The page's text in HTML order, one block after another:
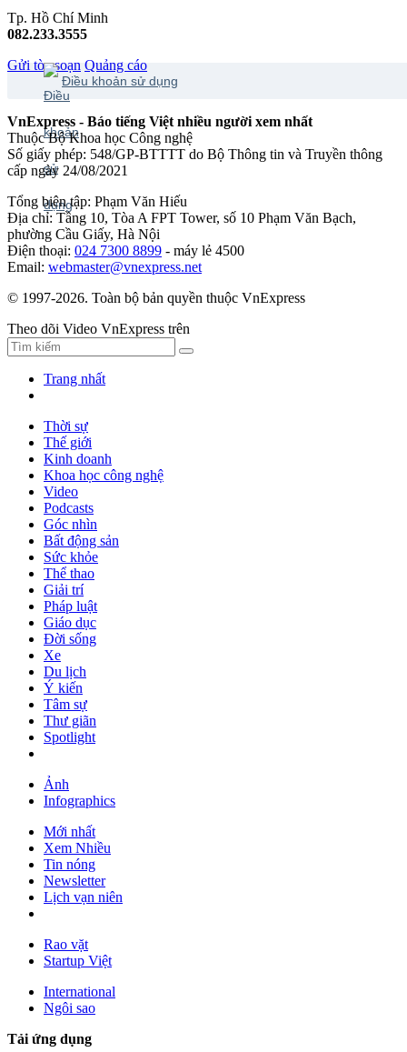
Tp. Hồ Chí Minh
082.233.3555
Gửi tòa soạn Quảng cáo
Điều khoản sử dụng
VnExpress - Báo tiếng Việt nhiều người xem nhất
Thuộc Bộ Khoa học Công nghệ
Số giấy phép: 548/GP-BTTTT do Bộ Thông tin và Truyền thông
cấp ngày 24/08/2021
Tổng biên tập: Phạm Văn Hiếu
Địa chỉ: Tầng 10, Tòa A FPT Tower, số 10 Phạm Văn Bạch,
phường Cầu Giấy, Hà Nội
Điện thoại: 024 7300 8899 - máy lẻ 4500
Email: webmaster@vnexpress.net
© 1997-2026. Toàn bộ bản quyền thuộc VnExpress
Theo dõi Video VnExpress trên
Trang nhất
Thời sự
Thế giới
Kinh doanh
Khoa học công nghệ
Video
Podcasts
Góc nhìn
Bất động sản
Sức khỏe
Thể thao
Giải trí
Pháp luật
Giáo dục
Đời sống
Xe
Du lịch
Ý kiến
Tâm sự
Thư giãn
Spotlight
Ảnh
Infographics
Mới nhất
Xem Nhiều
Tin nóng
Newsletter
Lịch vạn niên
Rao vặt
Startup Việt
International
Ngôi sao
Tải ứng dụng